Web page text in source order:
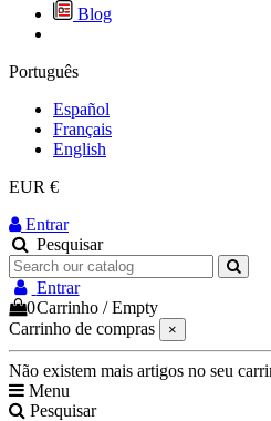
Blog
Português
Español
Français
English
EUR €
Entrar
Pesquisar
Entrar
0Carrinho /Empty
Carrinho de compras
×
Não existem mais artigos no seu
Menu
Pesquisar